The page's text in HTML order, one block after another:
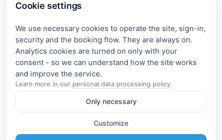
Cookie settings
We use necessary cookies to operate the site, sign-in,
security and the booking flow. They are always on.
Analytics cookies are turned on only with your
consent - so we can understand how the site works
Learn more in our personal data processing policy.
Only necessary
Customize